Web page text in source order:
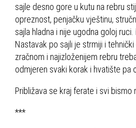
sajle desno gore u kutu na rebru
opreznost, penjačku vještinu,
sajla hladna i nije ugodna goloj
Nastavak po sajli je strmiji i
zračnom i najizloženijem rebru
odmjeren svaki korak i hvatište pa
Približava se kraj ferate i svi
***